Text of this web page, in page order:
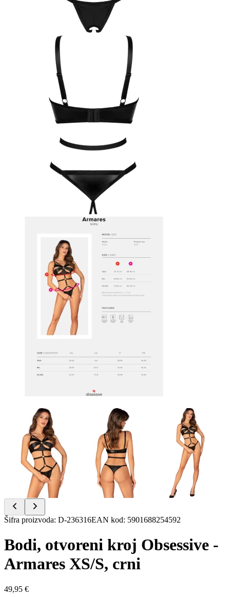
Item
of
Šifra proizvoda: D-236316EAN kod: 5901688254592
Bodi, otvoreni kroj Obsessive -
Armares XS/S, crni
49,95 €